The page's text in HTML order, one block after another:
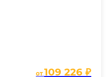
от109 226 ₽